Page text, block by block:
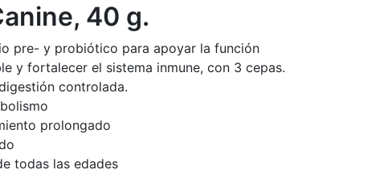
40 g.
pre- y probiótico para apoyar la función
y fortalecer el sistema inmune, con 3 cepas.
controlada.
prolongado
todas las edades